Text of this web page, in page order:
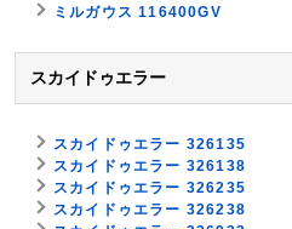
ミルガウス 116400GV
スカイドゥエラー
スカイドゥエラー 326135
スカイドゥエラー 326138
スカイドゥエラー 326235
スカイドゥエラー 326238